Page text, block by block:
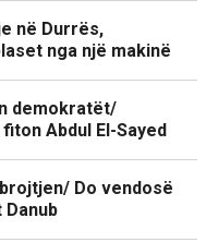
në Durrës,
nga një makinë
demokratët/
Abdul El-Sayed
Do vendosë